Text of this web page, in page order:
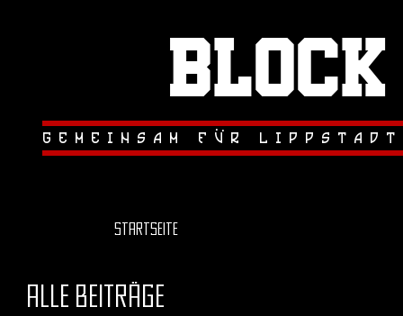
Block
gemeinsam fur
..
Startseite
Alle Beiträge